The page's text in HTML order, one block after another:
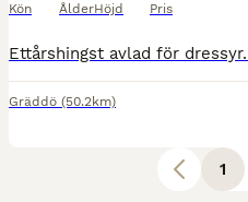
Kön ÅlderHöjd Pris
Gräddö (50.2km)
1